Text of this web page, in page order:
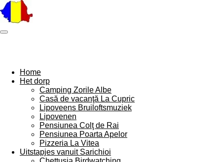
Ga
direct
de
Home
Het dorp
Camping Zorile Albe
Casă de vacanţă La Cupric
Lipoveens Bruiloftsmuziek
Lipovenen
Pensiunea Colţ de Rai
Pensiunea Poarta Apelor
Pizzeria La Vitea
Uitstapjes vanuit Sarichioi